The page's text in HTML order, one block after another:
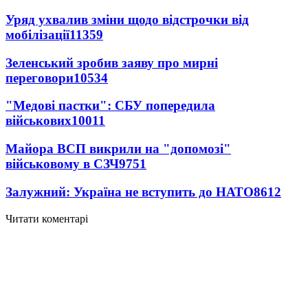
Уряд ухвалив зміни щодо відстрочки від
мобілізації11359
Зеленський зробив заяву про мирні
переговори10534
"Медові пастки": СБУ попередила
військових10011
Майора ВСП викрили на "допомозі"
військовому в СЗЧ9751
Залужний: Україна не вступить до НАТО8612
Читати коментарі